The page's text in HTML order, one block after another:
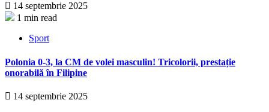
14 septembrie 2025
1 min read
Sport
Polonia 0-3, la CM de volei masculin! Tricolorii, prestație
onorabilă în Filipine
14 septembrie 2025